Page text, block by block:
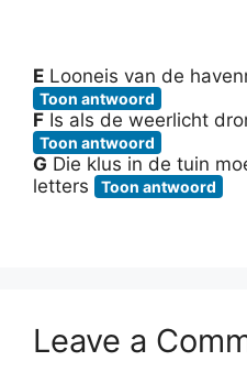
E Looneis van de
Toon antwoord
F Is als de weerlicht
Toon antwoord
G Die klus in de tuin
letters
Toon antwoord
Leave a